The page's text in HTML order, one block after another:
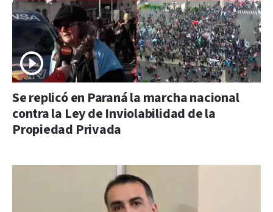
Se replicó en Paraná la marcha nacional
contra la Ley de Inviolabilidad de la
Propiedad Privada